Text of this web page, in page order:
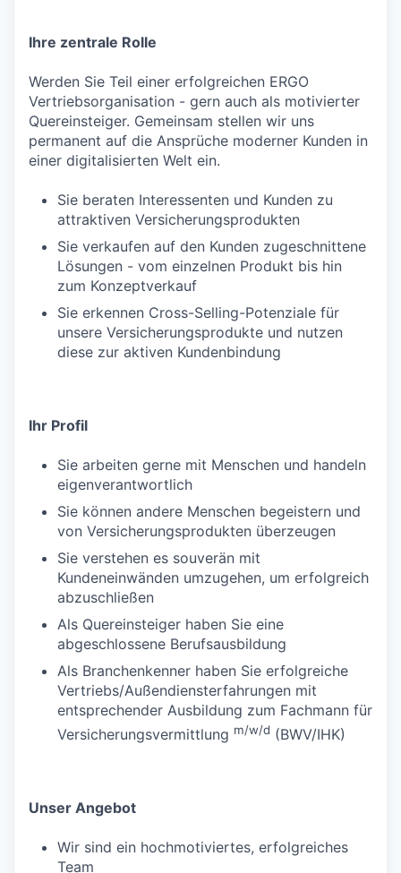
Ihre zentrale Rolle
Werden Sie Teil einer erfolgreichen ERGO
Vertriebsorganisation - gern auch als motivierter
Quereinsteiger. Gemeinsam stellen wir uns
permanent auf die Ansprüche moderner Kunden in
einer digitalisierten Welt ein.
Sie beraten Interessenten und Kunden zu
attraktiven Versicherungsprodukten
Sie verkaufen auf den Kunden zugeschnittene
Lösungen - vom einzelnen Produkt bis hin
zum Konzeptverkauf
Sie erkennen Cross-Selling-Potenziale für
unsere Versicherungsprodukte und nutzen
diese zur aktiven Kundenbindung
Ihr Profil
Sie arbeiten gerne mit Menschen und handeln
eigenverantwortlich
Sie können andere Menschen begeistern und
von Versicherungsprodukten überzeugen
Sie verstehen es souverän mit
Kundeneinwänden umzugehen, um erfolgreich
abzuschließen
Als Quereinsteiger haben Sie eine
abgeschlossene Berufsausbildung
Als Branchenkenner haben Sie erfolgreiche
Vertriebs/Außendiensterfahrungen mit
entsprechender Ausbildung zum Fachmann für
Versicherungsvermittlung m/w/d (BWV/IHK)
Unser Angebot
Wir sind ein hochmotiviertes, erfolgreiches
Team